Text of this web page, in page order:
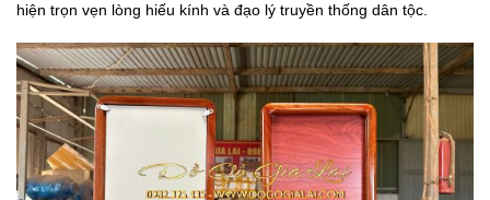
hiện trọn vẹn lòng hiếu kính và đạo lý truyền thống dân tộc.